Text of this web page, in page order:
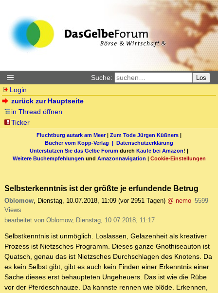
Suche: Los
Login
zurück zur Hauptseite
in Thread öffnen
Ticker
Fluchtburg autark am Meer| Zum Tode Jürgen Küßners |
Bücher vom Kopp-Verlag | Datenschutzerklärung
Unterstützen Sie das Gelbe Forum durch Käufe bei Amazon! |
Weitere Buchempfehlungen und Amazonnavigation | Cookie-Einstellungen
Selbsterkenntnis ist der größte je erfundende Betrug
Oblomow, Dienstag, 10.07.2018, 11:09 (vor 2951 Tagen) @ nemo 5599
Views
bearbeitet von Oblomow, Dienstag, 10.07.2018, 11:17
Selbstkenntnis ist unmöglich. Loslassen, Gelazenheit als kreativer
Prozess ist Nietzsches Programm. Dieses ganze Gnothiseauton ist
Quatsch, genau das ist Nietzsches Durchschlagen des Knotens. Da
es kein Selbst gibt, gibt es auch kein Finden einer Erkenntnis einer
Sache dieses erst behaupteten Ungeheuers. Das ist wie die Rübe
vor der Pferdeschnauze. Da kannste rennen wie blöde. Erkennen,